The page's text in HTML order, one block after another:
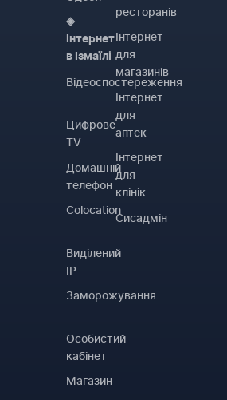
◈
Інтернет
в Ізмаїлі
Відеоспостереження
Цифрове
TV
Домашній
телефон
Colocation
Виділений
IP
Заморожування
Особистий
кабінет
Магазин
ресторанів
Інтернет
для
магазинів
Інтернет
для
аптек
Інтернет
для
клінік
Сисадмін